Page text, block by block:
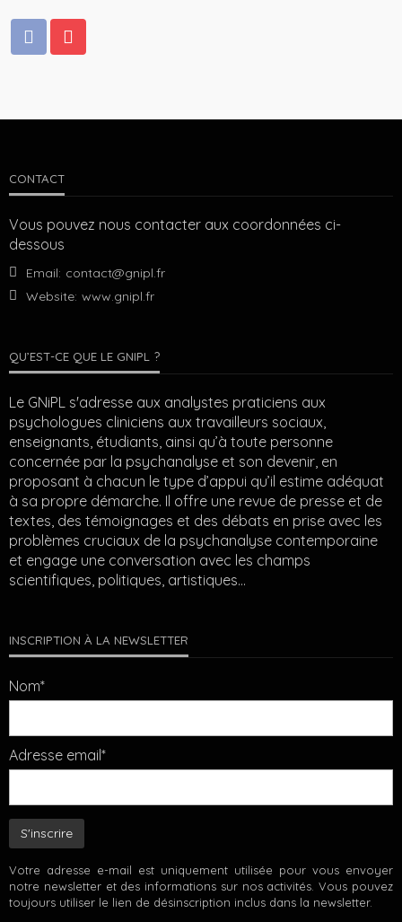
CONTACT
Vous pouvez nous contacter aux coordonnées ci-
dessous
Email: contact@gnipl.fr
Website: www.gnipl.fr
QU’EST-CE QUE LE GNIPL ?
Le GNiPL s'adresse aux analystes praticiens aux
psychologues cliniciens aux travailleurs sociaux,
enseignants, étudiants, ainsi qu’à toute personne
concernée par la psychanalyse et son devenir, en
proposant à chacun le type d’appui qu’il estime adéquat
à sa propre démarche. Il offre une revue de presse et de
textes, des témoignages et des débats en prise avec les
problèmes cruciaux de la psychanalyse contemporaine
et engage une conversation avec les champs
scientifiques, politiques, artistiques…
INSCRIPTION À LA NEWSLETTER
Nom*
Adresse email*
Votre adresse e-mail est uniquement utilisée pour vous envoyer
notre newsletter et des informations sur nos activités. Vous pouvez
toujours utiliser le lien de désinscription inclus dans la newsletter.